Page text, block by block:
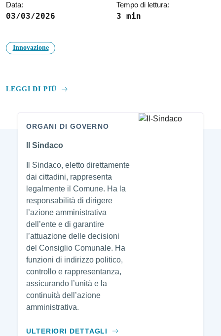
Data:
03/03/2026
Tempo di lettura:
3 min
Innovazione
LEGGI DI PIÙ
Amministrazione
ORGANI DI GOVERNO
Il Sindaco
Il Sindaco, eletto direttamente
dai cittadini, rappresenta
legalmente il Comune. Ha la
responsabilità di dirigere
l’azione amministrativa
dell’ente e di garantire
l’attuazione delle decisioni
del Consiglio Comunale. Ha
funzioni di indirizzo politico,
controllo e rappresentanza,
assicurando l’unità e la
continuità dell’azione
amministrativa.
ULTERIORI DETTAGLI